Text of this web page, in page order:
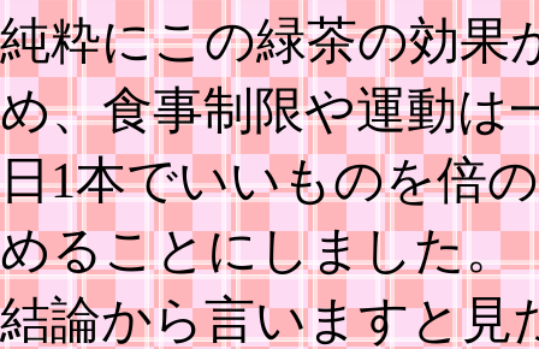
純粋にこの緑茶の効果
め、食事制限や運動は
日1本でいいものを倍
めることにしました。
結論から言いますと見